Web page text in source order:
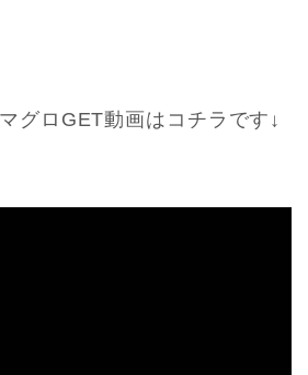
グロGET動画はコチラです↓